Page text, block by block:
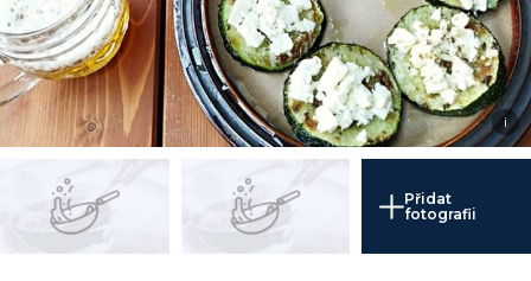
i
Přidat
fotografii